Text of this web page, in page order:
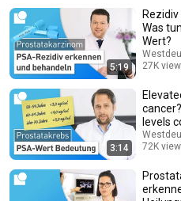
5:19
Was
Wert?
27K
3:14
levels
72K